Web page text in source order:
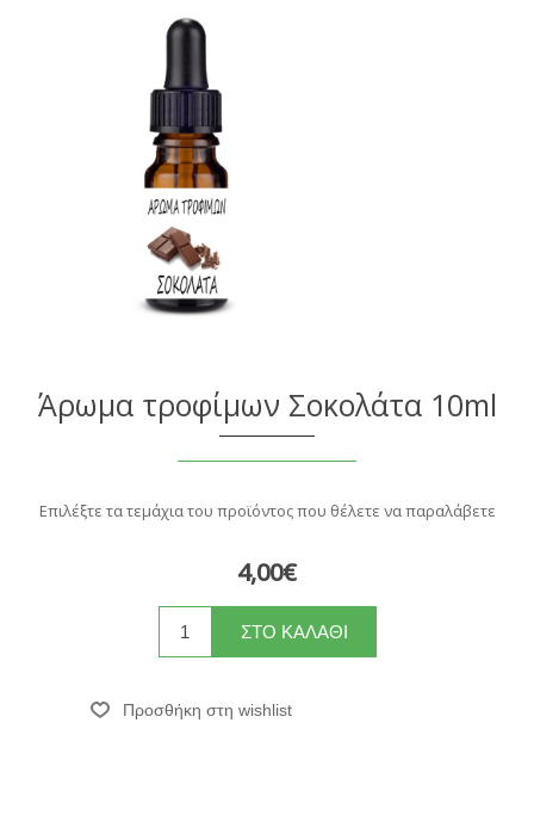
Άρωμα τροφίμων Σοκολάτα 10ml
Επιλέξτε τα τεμάχια του προϊόντος που θέλετε να παραλάβετε
4,00€